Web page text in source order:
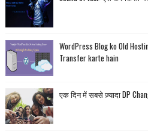
WordPress Blog ko Old
Transfer karte hain
एक दिन में सबसे ज़्यादा DP